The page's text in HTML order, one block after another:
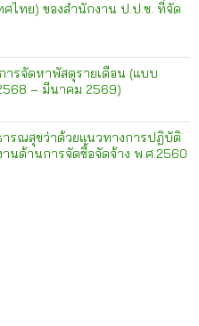
ไทย) ของสำนักงาน ป.ป.ช. ที่จัด
ารจัดหาพัสดุรายเดือน (แบบ
– มีนาคม 2569)
รณสุขว่าด้วยแนวทางการปฏิบัติ
นด้านการจัดซื้อจัดจ้าง พ.ศ.2560